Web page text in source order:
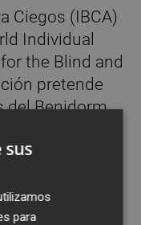
Ciegos (IBCA)
Individual
the Blind and
pretende
del Benidorm
Meliá
sus
para